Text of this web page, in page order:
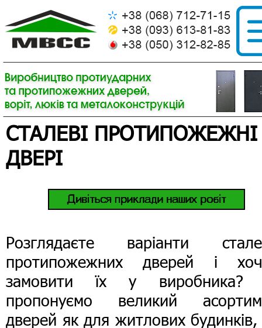
СТАЛЕВІ ПРОТИПОЖЕЖНІ
ДВЕРІ
Розглядаєте варіанти
протипожежних дверей і
замовити їх у
пропонуємо великий
дверей як для житлових будинків,